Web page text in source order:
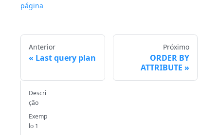
página
Anterior
Last query plan
Próximo
ORDER BY
ATTRIBUTE
Descri
ção
Exemp
lo 1